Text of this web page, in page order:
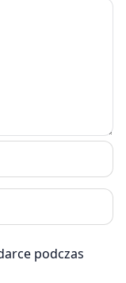
podczas